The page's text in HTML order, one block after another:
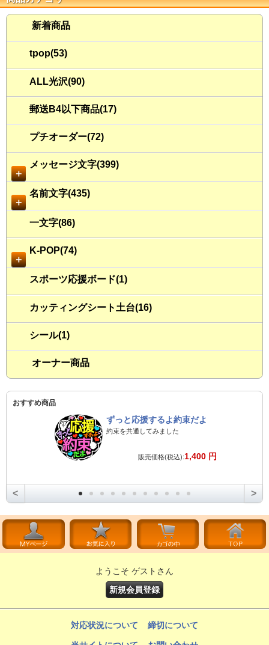
新着商品
tpop(53)
ALL光沢(90)
郵送B4以下商品(17)
プチオーダー(72)
＋
メッセージ文字(399)
＋
名前文字(435)
一文字(86)
＋
K-POP(74)
スポーツ応援ボード(1)
カッティングシート土台(16)
シール(1)
オーナー商品
おすすめ商品
ずっと応援するよ約束だよ
約束を共通してみました
販売価格(税込):1,400 円
< >
ようこそ ゲストさん
新規会員登録
対応状況について 締切について